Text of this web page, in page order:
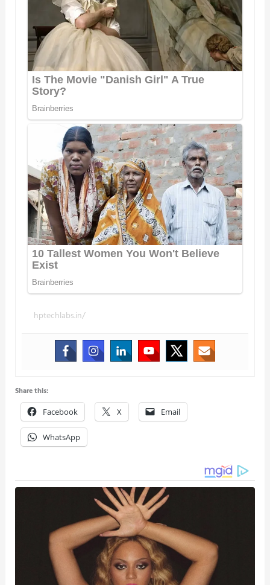
hptechlabs.in/
Share this:
Facebook X Email
WhatsApp